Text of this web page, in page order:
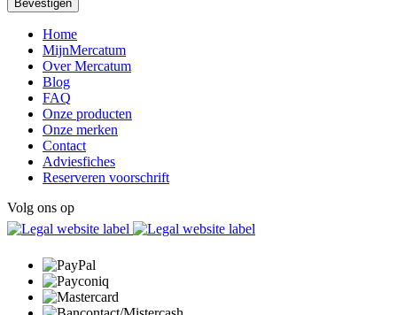
Home
MijnMercatum
Over Mercatum
Blog
FAQ
Onze producten
Onze merken
Contact
Adviesfiches
Reserveren voorschrift
Volg ons op